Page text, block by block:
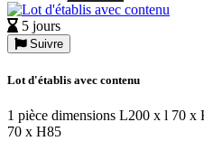
5 jours
Suivre
Lot d'établis avec contenu
1 pièce dimensions L200 x l 70
70 x H85